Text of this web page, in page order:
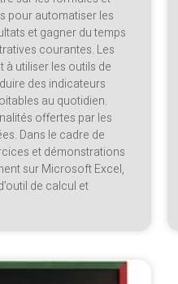
pour automatiser les
et gagner du temps
courantes. Les
utiliser les outils de
des indicateurs
au quotidien.
offertes par les
Dans le cadre de
et démonstrations
sur Microsoft Excel,
de calcul et